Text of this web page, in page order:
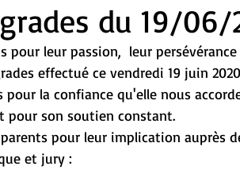
du 19/06/
pour leur passion,  leur
effectué ce vendredi 19 juin
pour la confiance qu'elle nous
pour son soutien constant.
pour leur implication auprès
et jury :
© Copyright